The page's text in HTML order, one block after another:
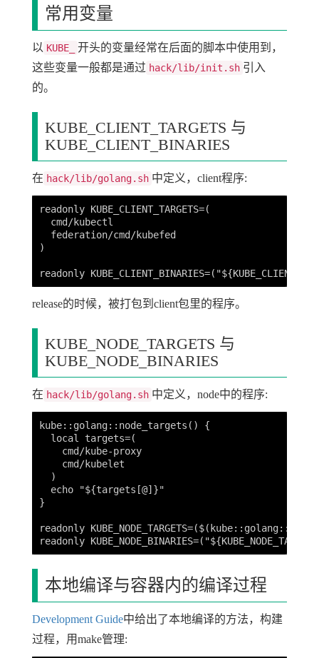
常用变量
以 KUBE_
开头的变量经常在后面的脚本中使用到，
这些变量一般都是通过 hack/lib/init.sh 引入
的。
KUBE_CLIENT_TARGETS 与
KUBE_CLIENT_BINARIES
在 hack/lib/golang.sh 中定义，client程序:
readonly KUBE_CLIENT_TARGETS=(
  cmd/kubectl
  federation/cmd/kubefed
)
release的时候，被打包到client包里的程序。
KUBE_NODE_TARGETS 与
KUBE_NODE_BINARIES
在 hack/lib/golang.sh 中定义，node中的程序:
kube::golang::node_targets() {
  local targets=(
    cmd/kube-proxy
    cmd/kubelet
  )
  echo "${targets[@]}"
}
readonly
本地编译与容器内的编译过程
Development Guide中给出了本地编译的方法，构建
过程，用make管理: